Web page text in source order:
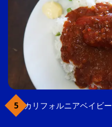
カリフォルニアベイビー